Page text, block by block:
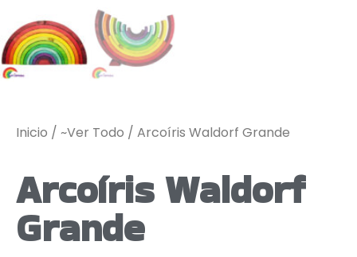
Inicio / ~Ver Todo / Arcoíris Waldorf Grande
Arcoíris Waldorf
Grande